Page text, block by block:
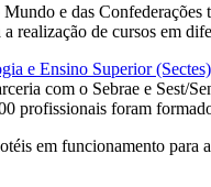
e das
realização de cursos em
e Ensino Superior (Sectes)
com o Sebrae e Sest/
profissionais foram
em funcionamento